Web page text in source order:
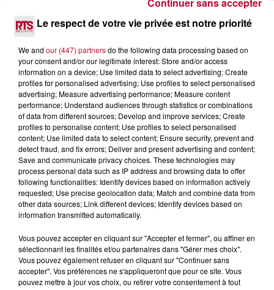
DINER CONCERT À LA MJC DE MARSEILLAN
NÎMES : « LE RÊVE DU GLADIATEUR » INVESTIT
LES ARÈNES CES 3...
Après un franc succès l'été dernier, le spectacle « Le Rêve
du gladiateur » revient illuminer l'amphithéâtre romain les 6,
Le respect de votre vie privée est notre priorité
We and our (447) partnersdo the following data processing based on
your consent and/or our legitimate interest: Store and/or access
information on a device; Use limited data to select advertising; Create
profiles for personalised advertising; Use profiles to select personalised
advertising; Measure advertising performance; Measure content
performance; Understand audiences through statistics or combinations
of data from different sources; Develop and improve services; Create
profiles to personalise content; Use profiles to select personalised
content; Use limited data to select content; Ensure security, prevent and
detect fraud, and fix errors; Deliver and present advertising and content;
Save and communicate privacy choices. These technologies may
process personal data such as IP address and browsing data to offer
following functionalities: Identify devices based on information actively
requested; Use precise geolocation data; Match and combine data from
other data sources; Link different devices; Identify devices based on
information transmitted automatically.
Vous pouvez accepter en cliquant sur "Accepter et fermer", ou affiner en
sélectionnant les finalités et/ou partenaires dans "Gérer mes choix".
Vous pouvez également refuser en cliquant sur "Continuer sans
accepter". Vos préférences ne s'appliqueront que pour ce site. Vous
pouvez mettre à jour vos choix, ou retirer votre consentement à tout